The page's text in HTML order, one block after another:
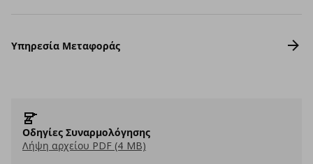
Υπηρεσία Μεταφοράς
Οδηγίες Συναρμολόγησης
Λήψη αρχείου PDF (4 MB)